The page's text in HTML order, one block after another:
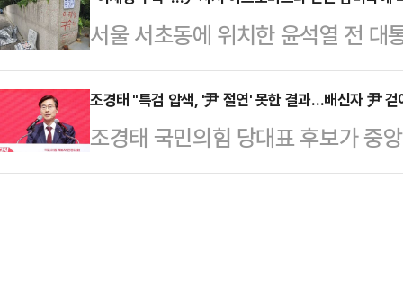
종문화회관에서 열린 제80주년 광
으로 참석했다.이날 경…
로 서울구치소장으로 부임한다.현
이동하게 됐다.법무부는 "이번 인
련해 제기된 여러 문제에 대해 인적
것"이라며 "침체된 조직 분위기를
을 것으로 기대한다"고 설명했…
서울 서초동에 위치한 윤석열 전 대
발견됐다.14일 경찰에 따르면 이날
울 서초동 아크로비스타 인근 담벼
해" 등을 쓴 낙서가 발견돼 경찰이
여성을 현장에서 검거해 경위를 조
조경태 "특검 압색, '尹 절연' 못한 결과…배신자 尹 걷
조경태 국민의힘 당대표 후보가 중
검사팀의 강제수사의 단초를 제공